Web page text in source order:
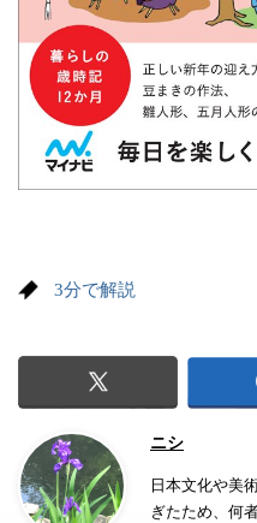
3分で解説
ニシ
日本文化や美
ぎたため、何